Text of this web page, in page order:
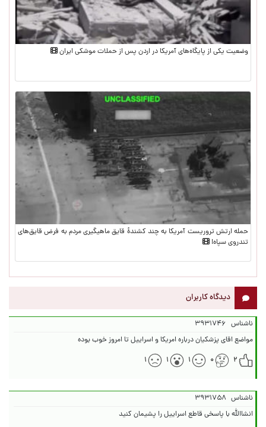
وضعیت یکی از پایگاه‌های آمریکا در اردن پس از حملات موشکی ایران
حمله ارتش تروریست آمریکا به چند کشندهٔ قایق ماهیگیری مردم به فرض قایق‌های
تندروی سپاه!
دیدگاه کاربران
ناشناس ۳۹۳۱۷۴۶
مواضع اقای پزشکیان درباره امریکا و اسراییل تا امروز خوب بوده
۲
۰ ۱ ۱ ۱
ناشناس ۳۹۳۱۷۵۸
انشاالله با پاسخی قاطع اسراییل را پشیمان کنید